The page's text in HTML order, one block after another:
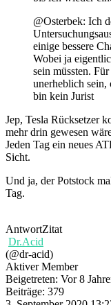
@Osterbek: Ich
einige bessere
Wobei ja
sein müssten.
unerheblich
bin kein Jurist
Jep, Tesla Rücksetzer
mehr drin gewesen
Jeden Tag ein neues
Sicht.
Und ja, der Potstock
Tag.
AntwortZitat
Dr.Acid
(@dr-acid)
Aktiver Member
Beigetreten: Vor 8
Beiträge: 379